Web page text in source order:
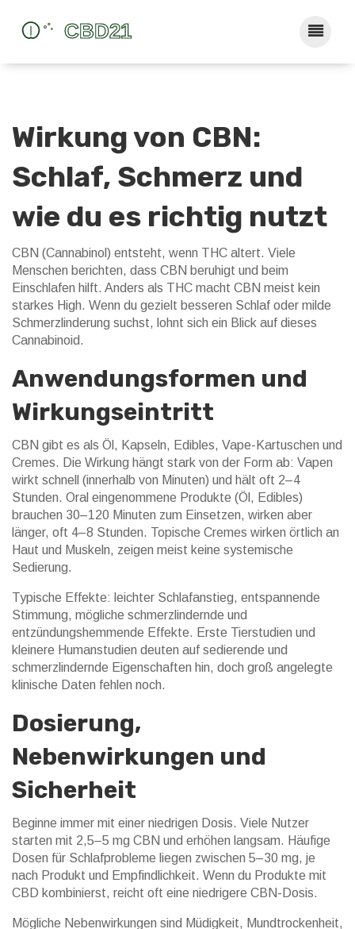
Wirkung von CBN:
Schlaf, Schmerz und
wie du es richtig nutzt
CBN (Cannabinol) entsteht, wenn THC altert. Viele
Menschen berichten, dass CBN beruhigt und beim
Einschlafen hilft. Anders als THC macht CBN meist kein
starkes High. Wenn du gezielt besseren Schlaf oder milde
Schmerzlinderung suchst, lohnt sich ein Blick auf dieses
Cannabinoid.
Anwendungsformen und
Wirkungseintritt
CBN gibt es als Öl, Kapseln, Edibles, Vape-Kartuschen und
Cremes. Die Wirkung hängt stark von der Form ab: Vapen
wirkt schnell (innerhalb von Minuten) und hält oft 2–4
Stunden. Oral eingenommene Produkte (Öl, Edibles)
brauchen 30–120 Minuten zum Einsetzen, wirken aber
länger, oft 4–8 Stunden. Topische Cremes wirken örtlich an
Haut und Muskeln, zeigen meist keine systemische
Sedierung.
Typische Effekte: leichter Schlafanstieg, entspannende
Stimmung, mögliche schmerzlindernde und
entzündungshemmende Effekte. Erste Tierstudien und
kleinere Humanstudien deuten auf sedierende und
schmerzlindernde Eigenschaften hin, doch groß angelegte
klinische Daten fehlen noch.
Dosierung,
Nebenwirkungen und
Sicherheit
Beginne immer mit einer niedrigen Dosis. Viele Nutzer
starten mit 2,5–5 mg CBN und erhöhen langsam. Häufige
Dosen für Schlafprobleme liegen zwischen 5–30 mg, je
nach Produkt und Empfindlichkeit. Wenn du Produkte mit
CBD kombinierst, reicht oft eine niedrigere CBN-Dosis.
Mögliche Nebenwirkungen sind Müdigkeit, Mundtrockenheit,